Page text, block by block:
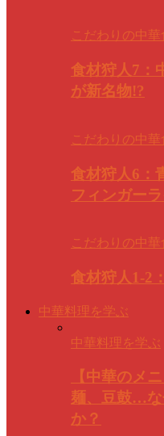
こだわりの中華
食材狩人7：
が新名物!?
こだわりの中華
食材狩人6：
フィンガー
こだわりの中華
食材狩人1-2
中華料理を学ぶ
中華料理を学ぶ
【中華のメ
麺、豆鼓…な
か？